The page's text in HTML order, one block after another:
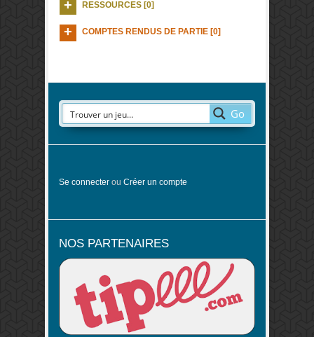
RESSOURCES [0]
COMPTES RENDUS DE PARTIE [0]
Go
Se connecter ou Créer un compte
NOS PARTENAIRES